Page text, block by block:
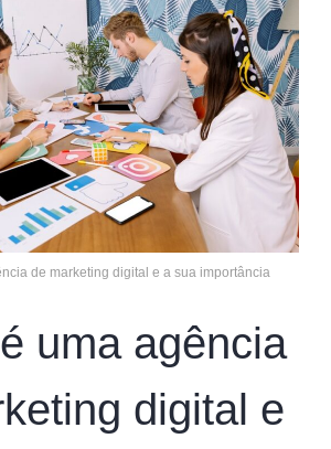
de marketing digital e a sua importância
uma agência
digital e